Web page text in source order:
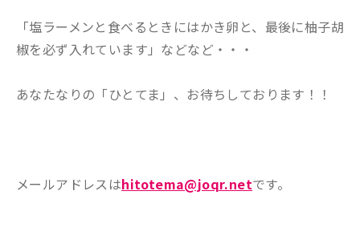
「塩ラーメンと食べるときにはかき卵と、最後に柚子胡
椒を必ず入れています」などなど・・・
あなたなりの「ひとてま」、お待ちしております！！
メールアドレスはhitotema@joqr.netです。